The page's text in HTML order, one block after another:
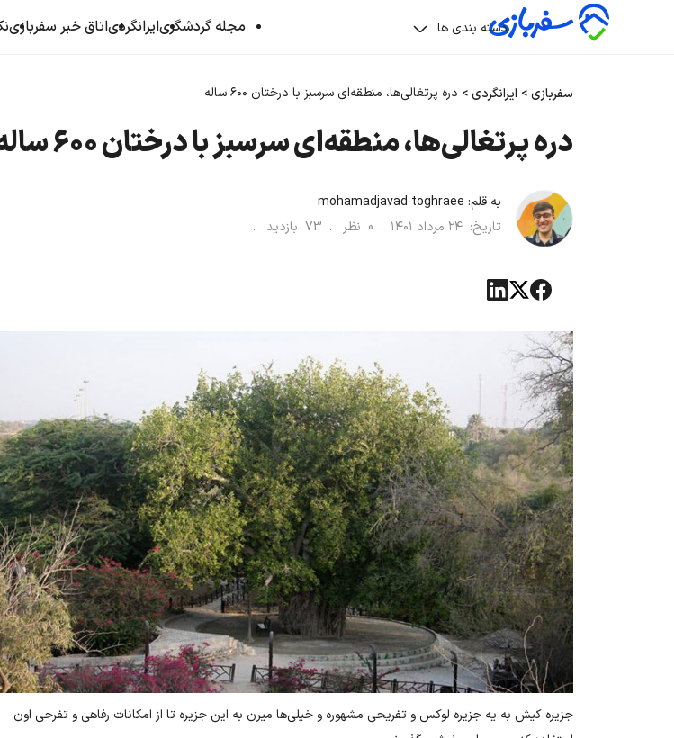
دسته بندی ها مجله گردشگریایرانگردیاتاق خبر سفربازی
سفربازی> ایرانگردی> دره پرتغالی‌ها، منطقه‌ای سرسبز با درختان ۶۰۰ ساله
دره پرتغالی‌ها، منطقه‌ای سرسبز با درختان ۶۰۰ ساله
به قلم: mohamadjavad toghraee
تاریخ: ۲۴ مرداد ۱۴۰۱ .
0 نظر . 73 بازدید .
جزیره کیش به یه جزیره لوکس و تفریحی مشهوره و خیلی‌ها میرن به این جزیره تا از امکانات رفاهی و تفرحی اون